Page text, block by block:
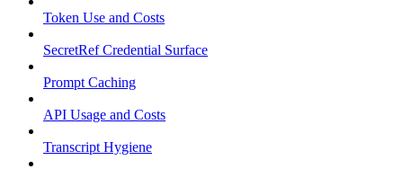
Token Use and Costs
SecretRef Credential Surface
Prompt Caching
API Usage and Costs
Transcript Hygiene